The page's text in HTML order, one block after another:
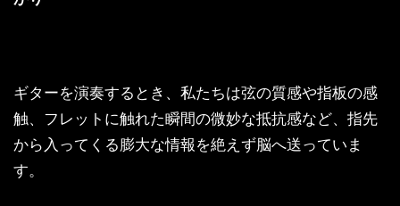
ギターを演奏するとき、私たちは弦の質感や指板の感
触、フレットに触れた瞬間の微妙な抵抗感など、指先
から入ってくる膨大な情報を絶えず脳へ送っていま
す。